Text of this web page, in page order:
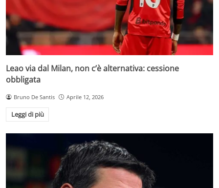
Leao via dal Milan, non c’è alternativa: cessione
obbligata
Bruno De Santis Aprile 12, 2026
Leggi di più